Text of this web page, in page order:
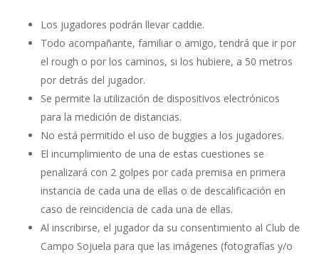
Los jugadores podrán llevar caddie.
Todo acompañante, familiar o amigo, tendrá que ir por
el rough o por los caminos, si los hubiere, a 50 metros
por detrás del jugador.
Se permite la utilización de dispositivos electrónicos
para la medición de distancias.
No está permitido el uso de buggies a los jugadores.
El incumplimiento de una de estas cuestiones se
penalizará con 2 golpes por cada premisa en primera
instancia de cada una de ellas o de descalificación en
caso de reincidencia de cada una de ellas.
Al inscribirse, el jugador da su consentimiento al Club de
Campo Sojuela para que las imágenes (fotografías y/o